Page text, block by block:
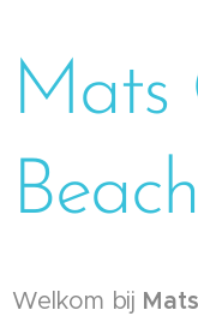
Mats
Beach
Welkom bij